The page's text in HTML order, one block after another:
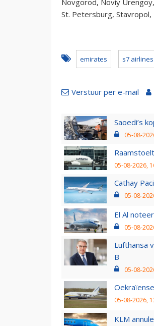
St. Petersburg, Stavropol,
emirates s7 airlines
Verstuur per e-mail
Saoedi’s
05-08-
05-08-2026,
Cathay
05-08-
El Al
05-08-
Lufthansa
B
05-08-
05-08-2026,
KLM